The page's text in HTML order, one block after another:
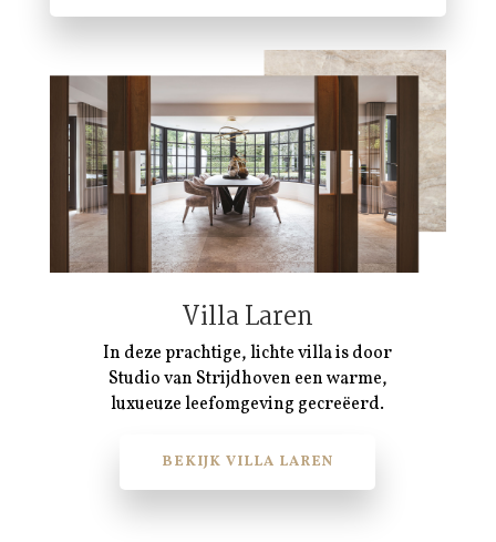
Villa Laren
In deze prachtige, lichte villa is door
Studio van Strijdhoven een warme,
luxueuze leefomgeving gecreëerd.
BEKIJK VILLA LAREN